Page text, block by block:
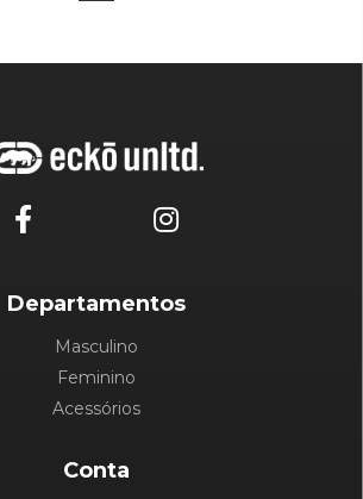
Departamentos
Masculino
Feminino
Acessórios
Conta